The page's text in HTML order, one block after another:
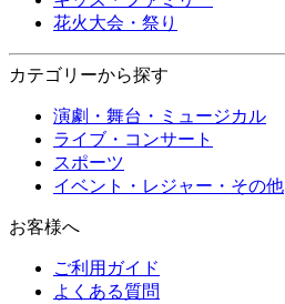
花火大会・祭り
カテゴリーから探す
演劇・舞台・ミュージカル
ライブ・コンサート
スポーツ
イベント・レジャー・その他
お客様へ
ご利用ガイド
よくある質問